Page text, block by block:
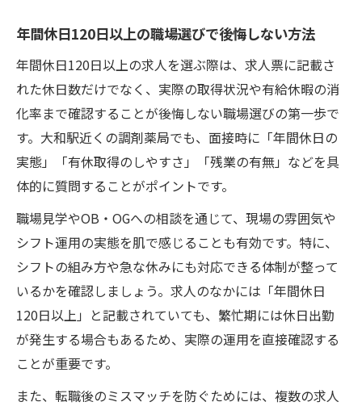
年間休日120日以上の職場選びで後悔しない方法
年間休日120日以上の求人を選ぶ際は、求人票に記載さ
れた休日数だけでなく、実際の取得状況や有給休暇の消
化率まで確認することが後悔しない職場選びの第一歩で
す。大和駅近くの調剤薬局でも、面接時に「年間休日の
実態」「有休取得のしやすさ」「残業の有無」などを具
体的に質問することがポイントです。
職場見学やOB・OGへの相談を通じて、現場の雰囲気や
シフト運用の実態を肌で感じることも有効です。特に、
シフトの組み方や急な休みにも対応できる体制が整って
いるかを確認しましょう。求人のなかには「年間休日
120日以上」と記載されていても、繁忙期には休日出勤
が発生する場合もあるため、実際の運用を直接確認する
ことが重要です。
また、転職後のミスマッチを防ぐためには、複数の求人